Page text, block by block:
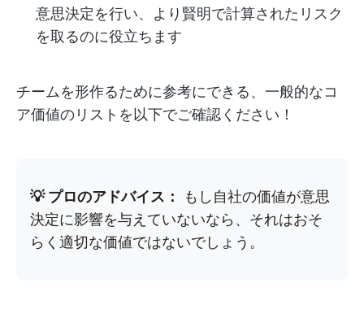
意思決定を行い、より賢明で計算されたリスク
を取るのに役立ちます
チームを形作るために参考にできる、一般的なコ
ア価値のリストを以下でご確認ください！
💡 プロのアドバイス：
もし自社の価値が意思
決定に影響を与えていないなら、それはおそ
らく適切な価値ではないでしょう。